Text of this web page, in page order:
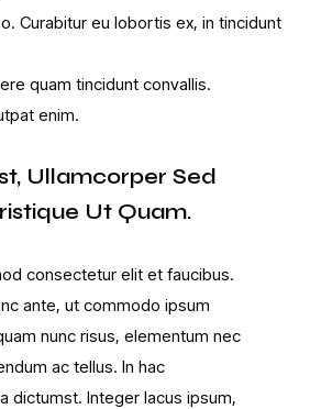
Curabitur eu lobortis ex, in tincidunt
quam tincidunt convallis.
enim.
Ullamcorper Sed
Ut Quam.
consectetur elit et faucibus.
ante, ut commodo ipsum
nunc risus, elementum nec
ac tellus. In hac
dictumst. Integer lacus ipsum,